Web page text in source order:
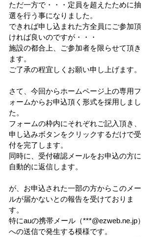
ただ一方で・・・定員を超えたために抽
選を行う事になりました。
できれば申し込まれた方全員にご参加頂
ければ良いのですが・・・
施設の都合上、ご参加者を限らせて頂き
ます。
ご了承の程宜しくお願い申し上げます。
さて、今回からホームページ上の専用フ
ォームからお申込頂く形式を採用しまし
た。
フォームの枠内にそれぞれご記入頂き、
申し込みボタンをクリックするだけで受
付を完了します。
同時に、受付確認メールをお申込の方に
自動的に返信します。
が、お申込された一部の方からこのメー
ルが届かないとの報告を受けておりま
す。
特にauの携帯メール（***@ezweb.ne.jp）
への送信で発生する模様です。